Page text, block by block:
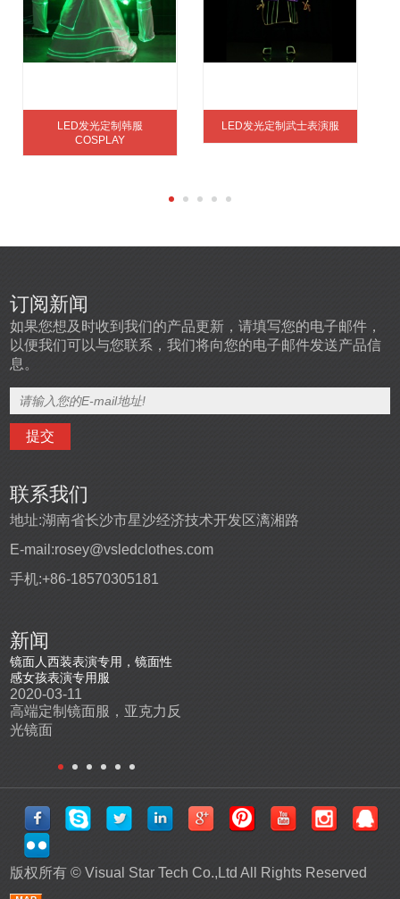
LED发光定制韩服
COSPLAY
LED发光定制武士表演服
订阅新闻
如果您想及时收到我们的产品更新，请填写您的电子邮件，
以便我们可以与您联系，我们将向您的电子邮件发送产品信
息。
联系我们
地址:湖南省长沙市星沙经济技术开发区漓湘路
E-mail:rosey@vsledclothes.com
手机:+86-18570305181
新闻
镜面人西装表演专用，镜面性
感女孩表演专用服
2020-03-11
高端定制镜面服，亚克力反
光镜面
版权所有 ©Visual Star Tech Co.,Ltd All Rights Reserved